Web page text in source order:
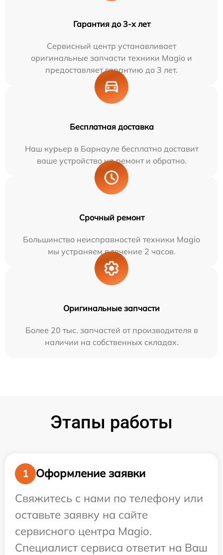
Гарантия до 3-х лет
Сервисный центр устанавливает
оригинальные запчасти техники Magio и
предоставляет гарантию до 3 лет.
Бесплатная доставка
Наш курьер в Барнауле бесплатно доставит
ваше устройство на ремонт и обратно.
Срочный ремонт
Большинство неисправностей техники Magio
мы устраняем в течение 2 часов.
Оригинальные запчасти
Более 20 тыс. запчастей от производителя в
наличии на собственных складах.
Этапы работы
1
Оформление заявки
Свяжитесь с нами по телефону или
оставьте заявку на сайте
сервисного центра Magio.
Специалист сервиса ответит на Ваш